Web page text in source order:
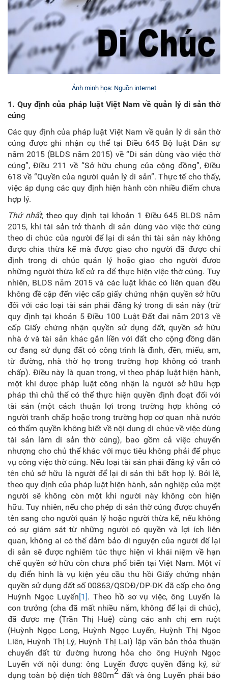
Ảnh minh họa: Nguồn internet
1. Quy định của pháp luật Việt Nam về quản lý di sản thờ
cúng
Các quy định của pháp luật Việt Nam về quản lý di sản thờ
cúng được ghi nhận cụ thể tại Điều 645 Bộ luật Dân sự
năm 2015 (BLDS năm 2015) về “Di sản dùng vào việc thờ
cúng”, Điều 211 về “Sở hữu chung của cộng đồng”, Điều
618 về “Quyền của người quản lý di sản”. Thực tế cho thấy,
việc áp dụng các quy định hiện hành còn nhiều điểm chưa
hợp lý.
Thứ nhất,theo quy định tại khoản 1 Điều 645 BLDS năm
2015, khi tài sản trở thành di sản dùng vào việc thờ cúng
theo di chúc của người để lại di sản thì tài sản này không
được chia thừa kế mà được giao cho người đã được chỉ
định trong di chúc quản lý hoặc giao cho người được
những người thừa kế cử ra để thực hiện việc thờ cúng. Tuy
nhiên, BLDS năm 2015 và các luật khác có liên quan đều
không đề cập đến việc cấp giấy chứng nhận quyền sở hữu
đối với các loại tài sản phải đăng ký trong di sản này (trừ
quy định tại khoản 5 Điều 100 Luật Đất đai năm 2013 về
cấp Giấy chứng nhận quyền sử dụng đất, quyền sở hữu
nhà ở và tài sản khác gắn liền với đất cho cộng đồng dân
cư đang sử dụng đất có công trình là đình, đền, miếu, am,
từ đường, nhà thờ họ trong trường hợp không có tranh
chấp). Điều này là quan trọng, vì theo pháp luật hiện hành,
một khi được pháp luật công nhận là người sở hữu hợp
pháp thì chủ thể có thể thực hiện quyền định đoạt đối với
tài sản (một cách thuận lợi trong trường hợp không có
người tranh chấp hoặc trong trường hợp cơ quan nhà nước
có thẩm quyền không biết về nội dung di chúc về việc dùng
tài sản làm di sản thờ cúng), bao gồm cả việc chuyển
nhượng cho chủ thể khác với mục tiêu không phải để phục
vụ công việc thờ cúng. Nếu loại tài sản phải đăng ký vẫn có
tên chủ sở hữu là người để lại di sản thì bất hợp lý. Bởi lẽ,
theo quy định của pháp luật hiện hành, sản nghiệp của một
người sẽ không còn một khi người này không còn hiện
hữu. Tuy nhiên, nếu cho phép di sản thờ cúng được chuyển
tên sang cho người quản lý hoặc người thừa kế, nếu không
có sự giám sát từ những người có quyền và lợi ích liên
quan, không ai có thể đảm bảo di nguyện của người để lại
di sản sẽ được nghiêm túc thực hiện vì khái niệm về hạn
chế quyền sở hữu còn chưa phổ biến tại Việt Nam. Một ví
dụ điển hình là vụ kiện yêu cầu thu hồi Giấy chứng nhận
quyền sử dụng đất số 00863/QSDĐ/DP-DK đã cấp cho ông
Huỳnh Ngọc Luyến[1]. Theo hồ sơ vụ việc, ông Luyến là
con trưởng (cha đã mất nhiều năm, không để lại di chúc),
đã được mẹ (Trần Thị Huệ) cùng các anh chị em ruột
(Huỳnh Ngọc Long, Huỳnh Ngọc Luyến, Huỳnh Thị Ngọc
Liên, Huỳnh Thị Lý, Huỳnh Thị Lai) lập văn bản thỏa thuận
chuyển đất từ đường hương hỏa cho ông Huỳnh Ngọc
Luyến với nội dung: ông Luyến được quyền đăng ký, sử
dụng toàn bộ diện tích 880m2 đất và ông Luyến phải bảo